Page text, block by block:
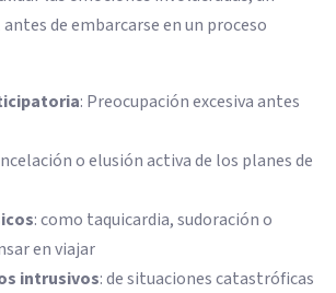
de embarcarse en un proceso
: Preocupación excesiva antes
o elusión activa de los planes de
: como taquicardia, sudoración o
en viajar
intrusivos: de situaciones catastróficas